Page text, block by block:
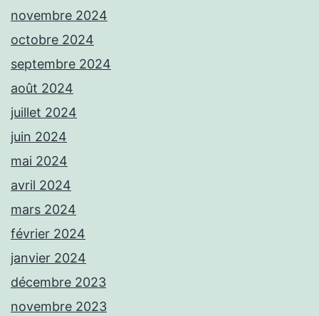
novembre 2024
octobre 2024
septembre 2024
août 2024
juillet 2024
juin 2024
mai 2024
avril 2024
mars 2024
février 2024
janvier 2024
décembre 2023
novembre 2023